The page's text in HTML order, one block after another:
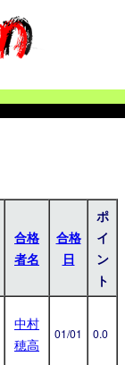
合格
者名
合格
日
ポ
イ
ン
ト
中村
穂高
01/01 0.0